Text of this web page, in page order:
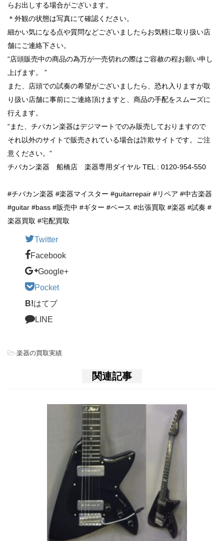
らお出しする場合がございます。
＊外観の状態は写真にて確認ください。
細かい気になる点や質問などございましたらお気軽に取り扱い店
舗にご連絡下さい。
“店頭販売中の商品の為万が一売切れの際はご容赦の程お願い申し
上げます。 ”
また、店頭での試奏の希望がございましたら、恐れ入りますが取
り扱い店舗に事前にご連絡頂けますと、商品の手配をスムーズに
行えます。
“また、チバカン楽器はデジマートでのみ販売しておりますので
それ以外のサイトで販売されている場合は詐欺サイトです。ご注
意ください。”
チバカン楽器 船橋店 楽器専用ダイヤル TEL : 0120-954-550
#チバカン楽器 #楽器マイスター #guitarrepair #リペア #中古楽器
#guitar #bass #販売中 #ギター #ベース #出張買取 #楽器 #試奏 #
楽器買取 #宅配買取
Twitter
Facebook
Google+
Pocket
B!はてブ
LINE
-楽器の買取実績
関連記事